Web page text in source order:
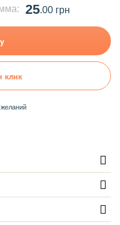
25.00 грн
клик